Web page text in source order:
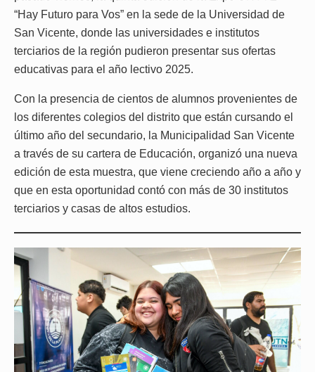
“Hay Futuro para Vos” en la sede de la Universidad de
San Vicente, donde las universidades e institutos
terciarios de la región pudieron presentar sus ofertas
educativas para el año lectivo 2025.
Con la presencia de cientos de alumnos provenientes de
los diferentes colegios del distrito que están cursando el
último año del secundario, la Municipalidad San Vicente
a través de su cartera de Educación, organizó una nueva
edición de esta muestra, que viene creciendo año a año y
que en esta oportunidad contó con más de 30 institutos
terciarios y casas de altos estudios.